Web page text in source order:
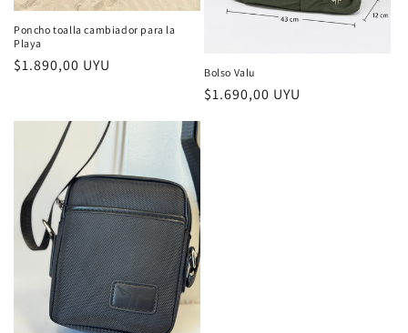
Poncho toalla cambiador para la
Playa
Precio
$1.890,00 UYU Bolso Valu
Precio
$1.690,00 UYU